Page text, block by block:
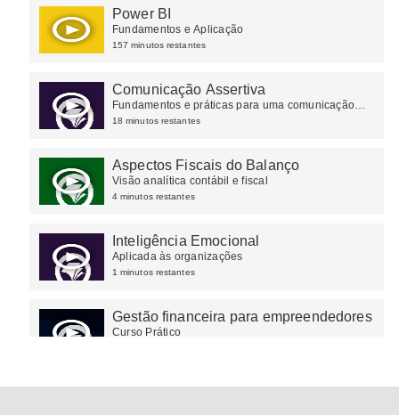
Power BI
Fundamentos e Aplicação
157 minutos restantes
Comunicação Assertiva
Fundamentos e práticas para uma comunicação
efetiva
18 minutos restantes
Aspectos Fiscais do Balanço
Visão analítica contábil e fiscal
4 minutos restantes
Inteligência Emocional
Aplicada às organizações
1 minutos restantes
Gestão financeira para empreendedores
Curso Prático